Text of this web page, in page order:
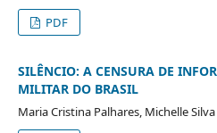
PDF
SILÊNCIO: A CENSURA DE
MILITAR DO BRASIL
Maria Cristina Palhares, Michelle